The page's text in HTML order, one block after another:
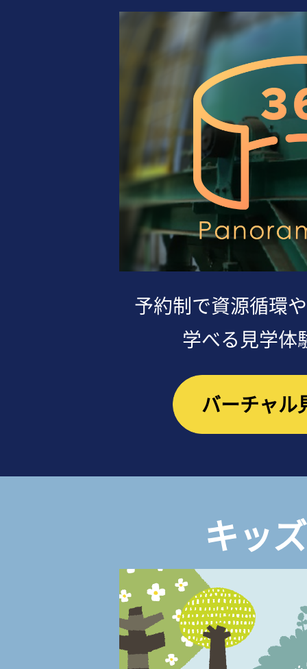
予約制で資源循環
学べる見学体
バーチャル
キッ